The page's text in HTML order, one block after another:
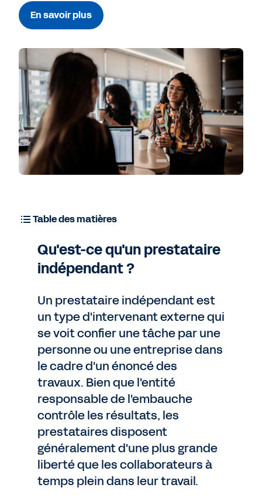
En savoir plus
Table des matières
Qu'est-ce qu'un prestataire
indépendant ?
Un prestataire indépendant est
un type d'intervenant externe qui
se voit confier une tâche par une
personne ou une entreprise dans
le cadre d'un énoncé des
travaux. Bien que l'entité
responsable de l'embauche
contrôle les résultats, les
prestataires disposent
généralement d'une plus grande
liberté que les collaborateurs à
temps plein dans leur travail.